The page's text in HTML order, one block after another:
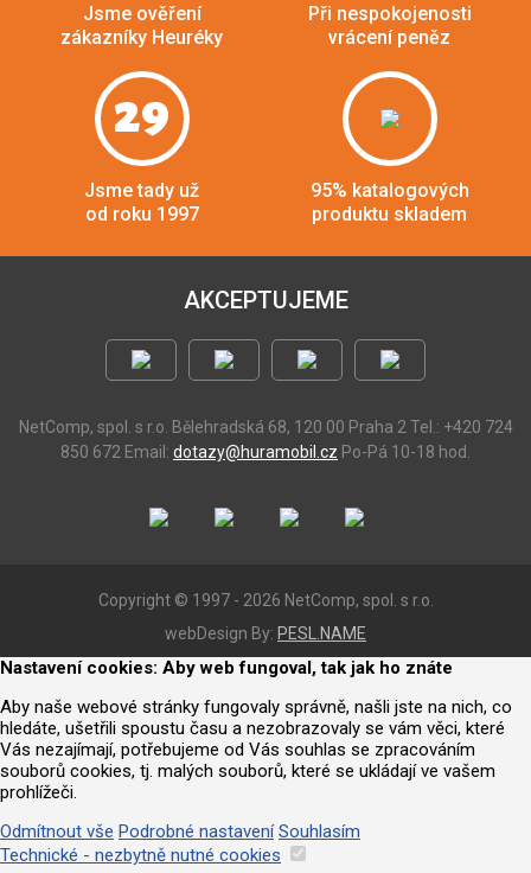
Jsme ověření
zákazníky Heuréky
Při nespokojenosti
vrácení peněz
29
Jsme tady už
od roku 1997
95% katalogových
produktu skladem
AKCEPTUJEME
NetComp, spol. s r.o. Bělehradská 68, 120 00 Praha 2 Tel.: +420 724
850 672 Email: dotazy@huramobil.cz Po-Pá 10-18 hod.
Copyright © 1997 - 2026 NetComp, spol. s r.o.
webDesign By: PESL.NAME
Nastavení cookies: Aby web fungoval, tak jak ho znáte
Aby naše webové stránky fungovaly správně, našli jste na nich, co
hledáte, ušetřili spoustu času a nezobrazovaly se vám věci, které
Vás nezajímají, potřebujeme od Vás souhlas se zpracováním
souborů cookies, tj. malých souborů, které se ukládají ve vašem
prohlížeči.
Odmítnout vše Podrobné nastavení Souhlasím
Technické - nezbytně nutné cookies